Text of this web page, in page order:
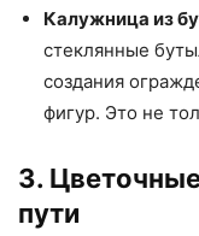
Калужница из
стеклянные
создания
фигур. Это не
3.
пути